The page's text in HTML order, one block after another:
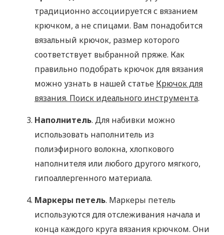
традиционно ассоциируется с вязанием
крючком, а не спицами. Вам понадобится
вязальный крючок, размер которого
соответствует выбранной пряже. Как
правильно подобрать крючок для вязания
можно узнать в нашей статье Крючок для
вязания. Поиск идеального инструмента.
Наполнитель. Для набивки можно
использовать наполнитель из
полиэфирного волокна, хлопкового
наполнителя или любого другого мягкого,
гипоаллергенного материала.
Маркеры петель. Маркеры петель
используются для отслеживания начала и
конца каждого круга вязания крючком. Они